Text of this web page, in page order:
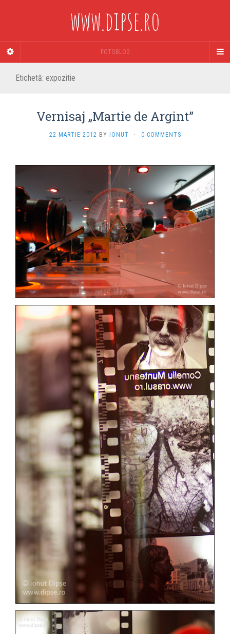
www.dipse.ro
FOTOBLOG
Etichetă: expozitie
Vernisaj „Martie de Argint”
22 MARTIE 2012 BY IONUT · 0 COMMENTS